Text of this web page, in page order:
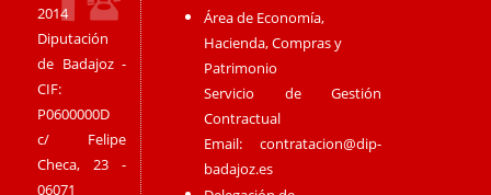
2014
Diputación
de Badajoz -
CIF:
P0600000D
c/ Felipe
Checa, 23 -
06071
Área de Economía,
Hacienda, Compras y
Patrimonio
Servicio de Gestión
Contractual
Email:contratacion@dip-
badajoz.es